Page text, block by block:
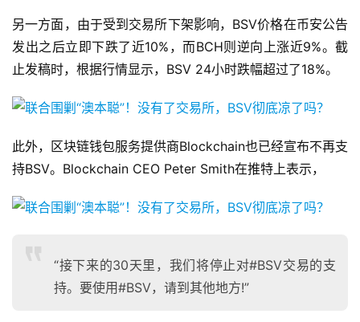
另一方面，由于受到交易所下架影响，BSV价格在币安公告
发出之后立即下跌了近10%，而BCH则逆向上涨近9%。截
止发稿时，根据行情显示，BSV 24小时跌幅超过了18%。
此外，区块链钱包服务提供商Blockchain也已经宣布不再支
持BSV。Blockchain CEO Peter Smith在推特上表示，
“接下来的30天里，我们将停止对#BSV交易的支
持。要使用#BSV，请到其他地方!”